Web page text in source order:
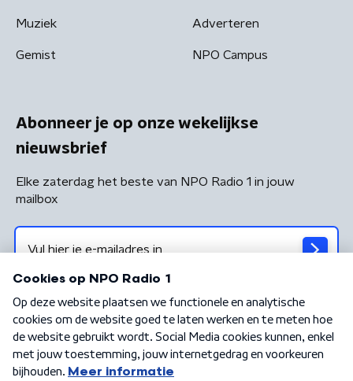
Muziek
Gemist
Adverteren
NPO Campus
Abonneer je op onze wekelijkse
nieuwsbrief
Elke zaterdag het beste van NPO Radio 1 in jouw
mailbox
Algemene voorwaarden Privacybeleid